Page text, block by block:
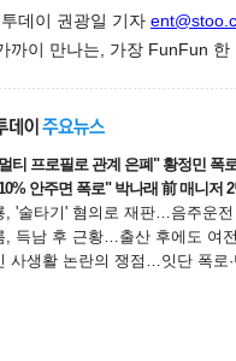
데이 권광일 기자
까이 만나는, 가장 FunFun
티 프로필로 관계 은폐" 황정민 폭
안주면 폭로" 박나래 前 매니저
, '술타기' 혐의로 재판…음주운
, 득남 후 근황…출산 후에도 여
사생활 논란의 쟁점…잇단 폭로